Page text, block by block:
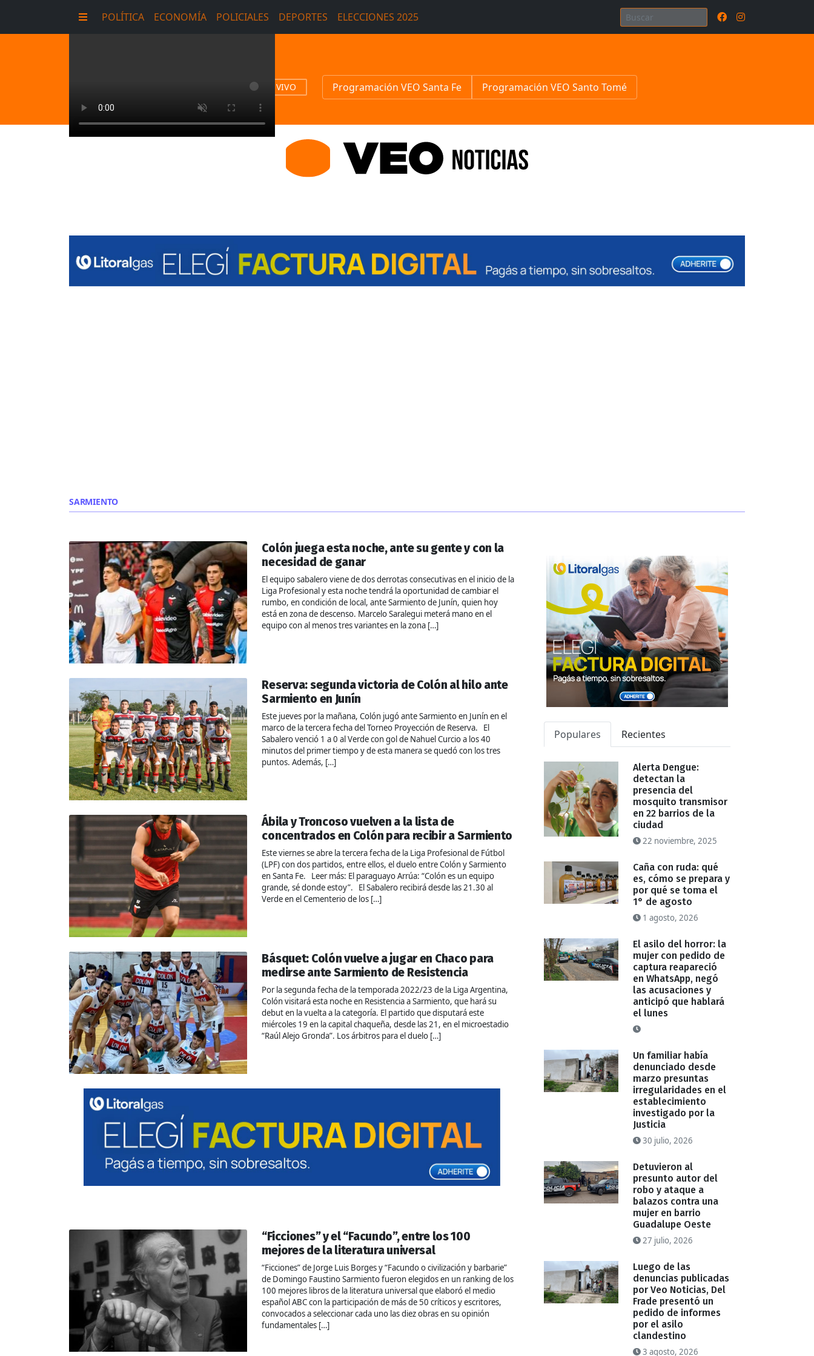
POLÍTICA ECONOMÍA POLICIALES DEPORTES ELECCIONES 2025
EN VIVO Programación VEO Santa Fe Programación VEO Santo Tomé
SARMIENTO
Colón juega esta noche, ante su gente y con la
necesidad de ganar
El equipo sabalero viene de dos derrotas consecutivas en el inicio de la
Liga Profesional y esta noche tendrá la oportunidad de cambiar el
rumbo, en condición de local, ante Sarmiento de Junín, quien hoy
está en zona de descenso. Marcelo Saralegui meterá mano en el
equipo con al menos tres variantes en la zona […]
Reserva: segunda victoria de Colón al hilo ante
Sarmiento en Junín
Este jueves por la mañana, Colón jugó ante Sarmiento en Junín en el
marco de la tercera fecha del Torneo Proyección de Reserva. El
Sabalero venció 1 a 0 al Verde con gol de Nahuel Curcio a los 40
minutos del primer tiempo y de esta manera se quedó con los tres
puntos. Además, […]
Ábila y Troncoso vuelven a la lista de
concentrados en Colón para recibir a Sarmiento
Este viernes se abre la tercera fecha de la Liga Profesional de Fútbol
(LPF) con dos partidos, entre ellos, el duelo entre Colón y Sarmiento
en Santa Fe. Leer más: El paraguayo Arrúa: “Colón es un equipo
grande, sé donde estoy”. El Sabalero recibirá desde las 21.30 al
Verde en el Cementerio de los […]
Básquet: Colón vuelve a jugar en Chaco para
medirse ante Sarmiento de Resistencia
Por la segunda fecha de la temporada 2022/23 de la Liga Argentina,
Colón visitará esta noche en Resistencia a Sarmiento, que hará su
debut en la vuelta a la categoría. El partido que disputará este
miércoles 19 en la capital chaqueña, desde las 21, en el microestadio
“Raúl Alejo Gronda”. Los árbitros para el duelo […]
“Ficciones” y el “Facundo”, entre los 100
mejores de la literatura universal
“Ficciones” de Jorge Luis Borges y “Facundo o civilización y barbarie”
de Domingo Faustino Sarmiento fueron elegidos en un ranking de los
100 mejores libros de la literatura universal que elaboró el medio
español ABC con la participación de más de 50 críticos y escritores,
convocados a seleccionar cada uno las diez obras en su opinión
fundamentales […]
Populares Recientes
Alerta Dengue:
detectan la
presencia del
mosquito transmisor
en 22 barrios de la
ciudad
22 noviembre, 2025
Caña con ruda: qué
es, cómo se prepara y
por qué se toma el
1° de agosto
1 agosto, 2026
El asilo del horror: la
mujer con pedido de
captura reapareció
en WhatsApp, negó
las acusaciones y
anticipó que hablará
el lunes
Un familiar había
denunciado desde
marzo presuntas
irregularidades en el
establecimiento
investigado por la
Justicia
30 julio, 2026
Detuvieron al
presunto autor del
robo y ataque a
balazos contra una
mujer en barrio
Guadalupe Oeste
27 julio, 2026
Luego de las
denuncias publicadas
por Veo Noticias, Del
Frade presentó un
pedido de informes
por el asilo
clandestino
3 agosto, 2026